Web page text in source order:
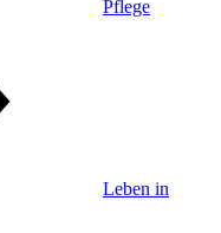
Pflege
Leben in